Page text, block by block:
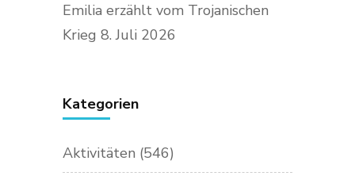
Emilia erzählt vom Trojanischen
Krieg 8. Juli 2026
Kategorien
Aktivitäten (546)